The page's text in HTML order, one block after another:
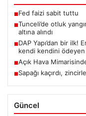
■Fed faizi sabit tuttu
■Tunceli’de otluk
altına alındı
■DAP Yapı’dan bir ilk!
kendi kendini
■Açık Hava
■Sapağı kaçırdı,
Güncel